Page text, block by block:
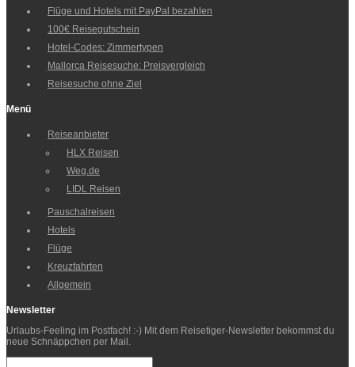
Flüge und Hotels mit PayPal bezahlen
100€ Reisegutschein
Hotel-Codes: Zimmertypen
Mallorca Reisesuche: Preisvergleich
Reisesuche ohne Ziel
Menü
Reiseanbieter
HLX Reisen
Weg.de
LIDL Reisen
Pauschalreisen
Hotels
Flüge
Kreuzfahrten
Allgemein
Newsletter
Urlaubs-Feeling im Postfach! :-) Mit dem Reisetiger-Newsletter bekommst du
neue Schnäppchen per Mail.